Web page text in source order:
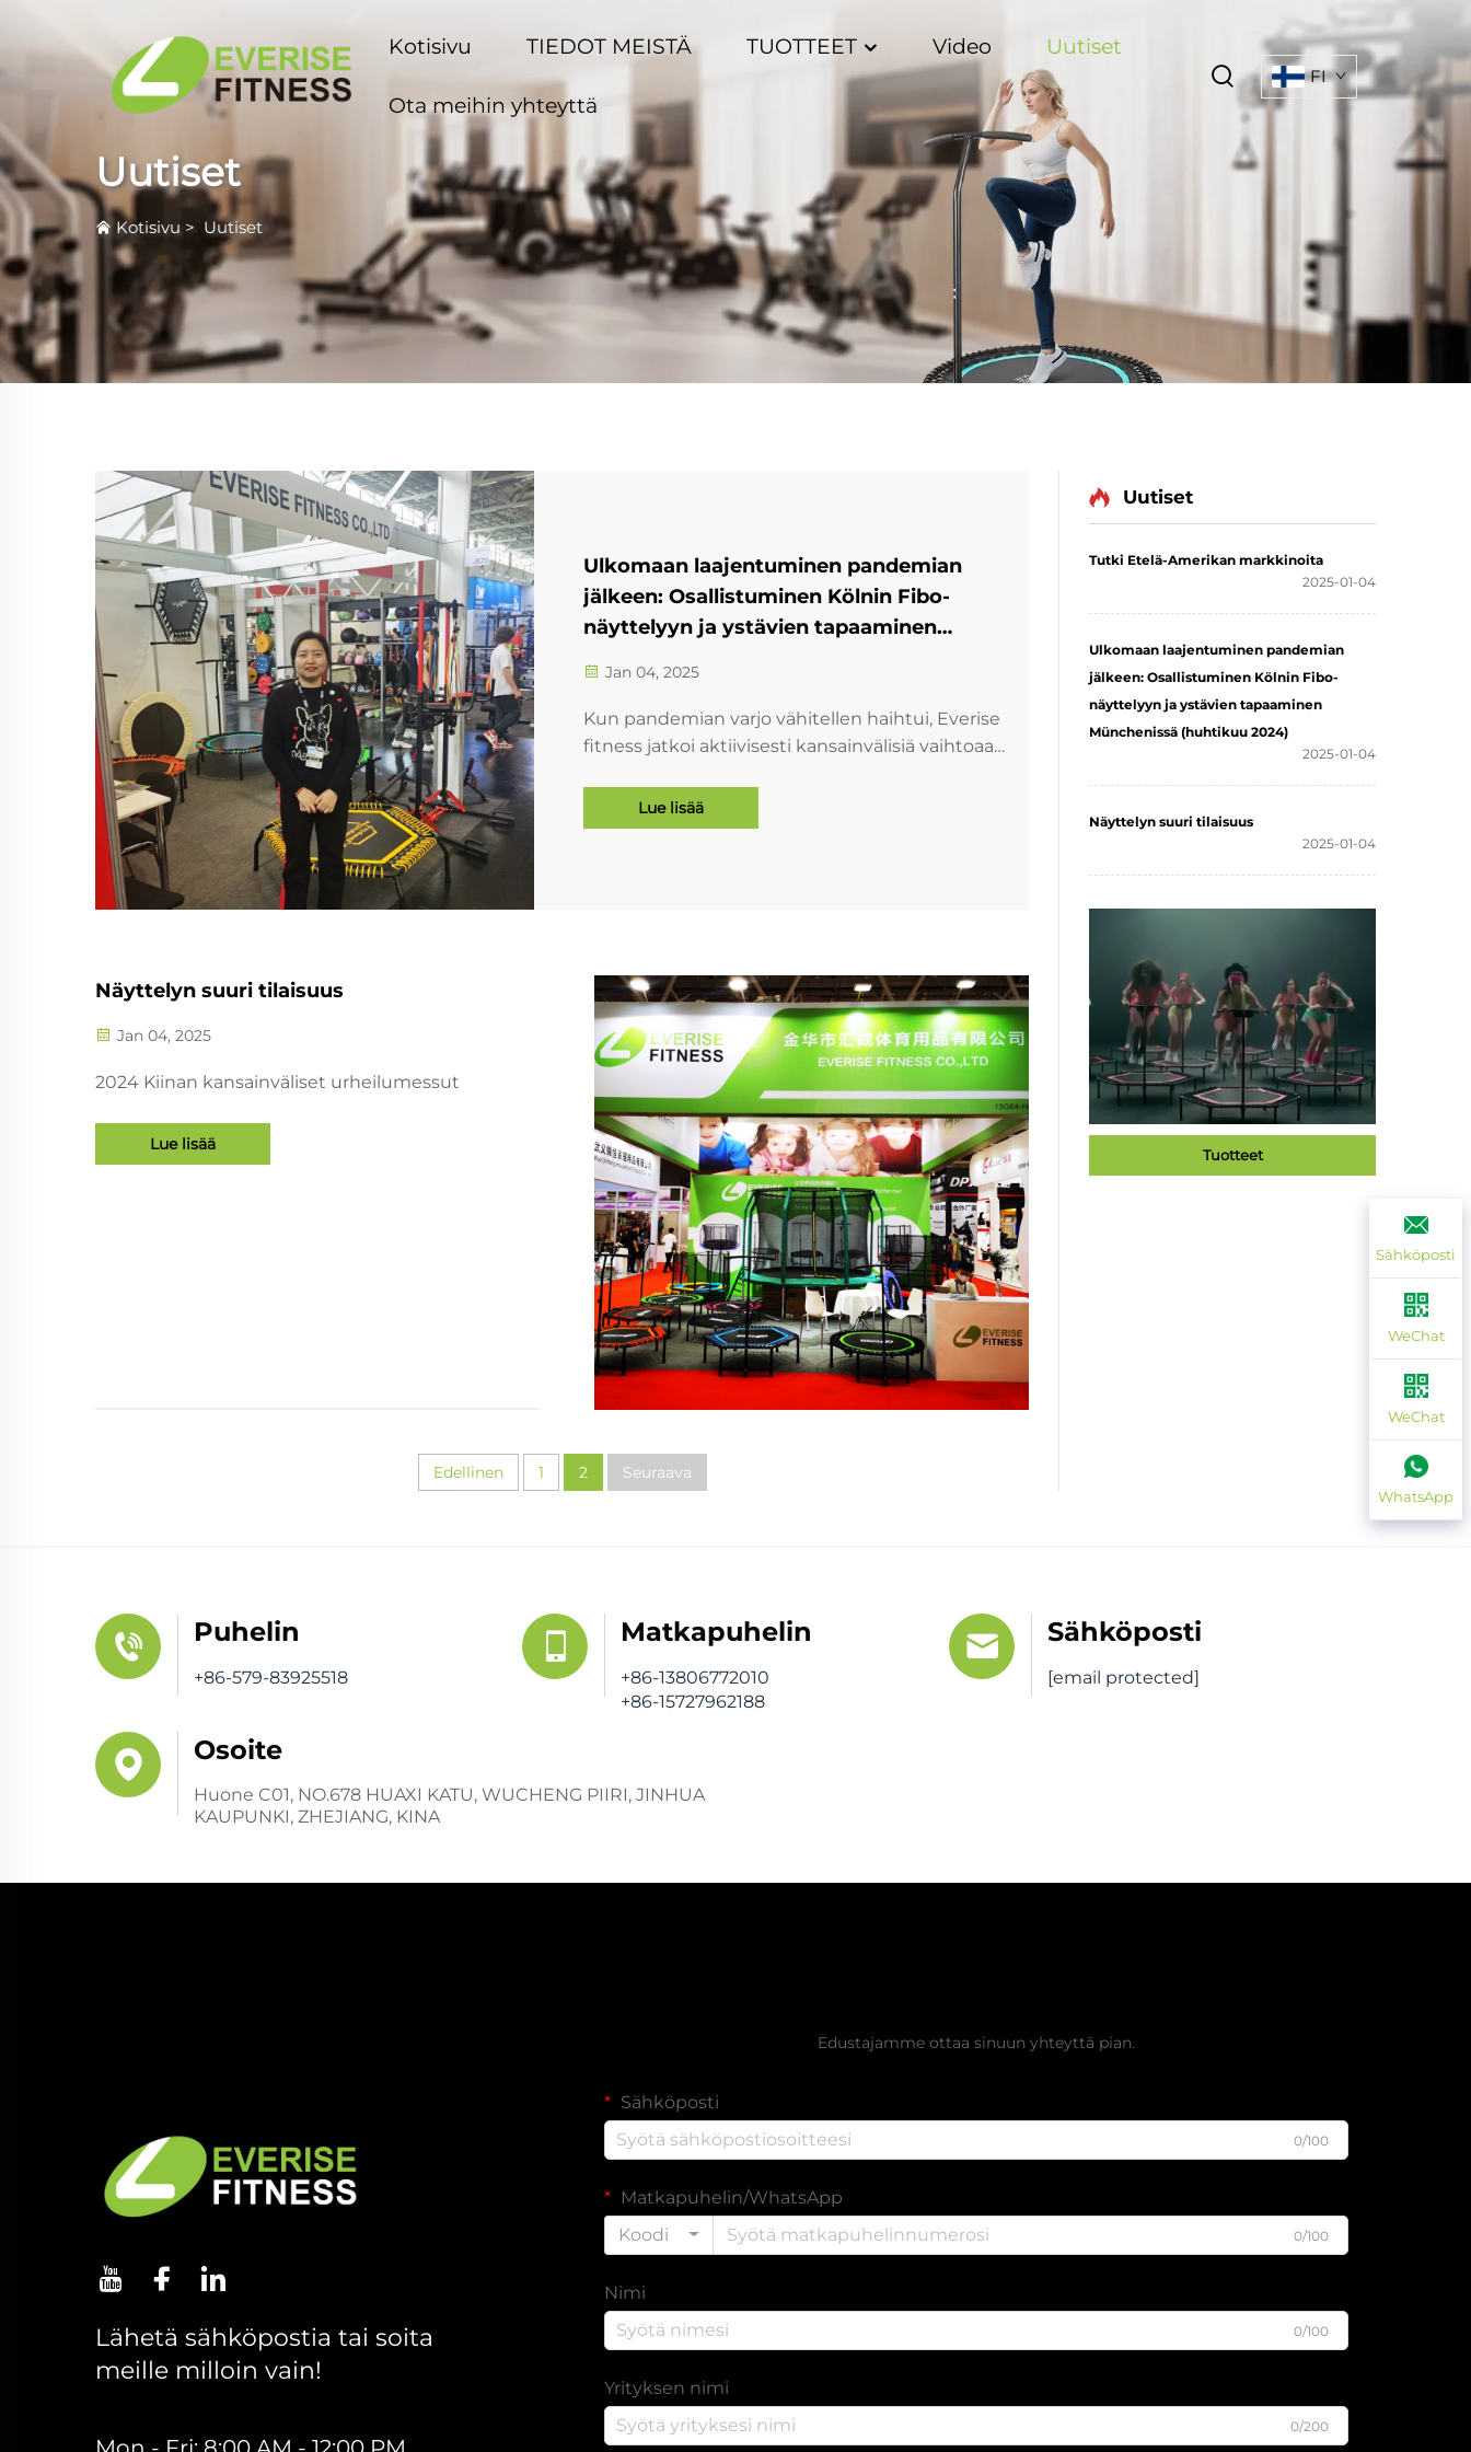
Kotisivu TIEDOT MEISTÄ TUOTTEET Video Uutiset
Ota meihin yhteyttä
FI
Uutiset
Kotisivu > Uutiset
Ulkomaan laajentuminen pandemian
jälkeen: Osallistuminen Kölnin Fibo-
näyttelyyn ja ystävien tapaaminen
Münchenissä (huhtikuu 2024)
Jan 04, 2025
Kun pandemian varjo vähitellen haihtui, Everise
fitness jatkoi aktiivisesti kansainvälisiä vaihtoaan
Saksaan. FIBO Kansainvälisillä Fitness-,
Hyvinvointi-...
Lue lisää
Näyttelyn suuri tilaisuus
Jan 04, 2025
2024 Kiinan kansainväliset urheilumessut
Lue lisää
Edellinen 1 2 Seuraava
Uutiset
Tutki Etelä-Amerikan markkinoita
2025-01-04
Ulkomaan laajentuminen pandemian
jälkeen: Osallistuminen Kölnin Fibo-
näyttelyyn ja ystävien tapaaminen
Münchenissä (huhtikuu 2024)
2025-01-04
Näyttelyn suuri tilaisuus
2025-01-04
Tuotteet
Sähköposti
WeChat
WeChat
WhatsApp
Puhelin
+86-579-83925518
Matkapuhelin
+86-13806772010
+86-15727962188
Sähköposti
[email protected]
Osoite
Huone C01, NO.678 HUAXI KATU, WUCHENG PIIRI, JINHUA
KAUPUNKI, ZHEJIANG, KINA
Lähetä sähköpostia tai soita
meille milloin vain!
Edustajamme ottaa sinuun yhteyttä pian.
Sähköposti
0/100
Matkapuhelin/WhatsApp
Koodi
0/100
Nimi
0/100
Yrityksen nimi
0/200